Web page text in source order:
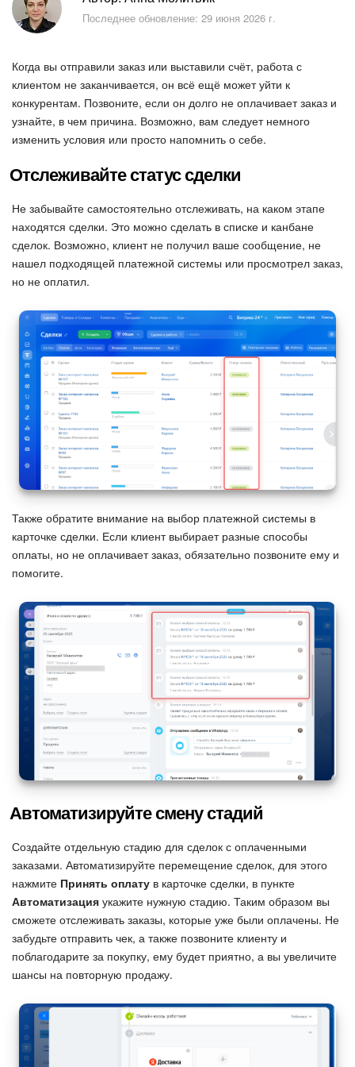
Безопасность в Битрикс24
С чего начать
AI в Битрикс24
Лента Новостей
Задачи
Проекты AI
Мессенджер
Календарь
Диск
База знаний
Сайты
Интернет-магазин
Складской учет
CRM
Онлайн-запись
КЭДО
Подпись
Маркетинг
Центр продаж
Аналитика
BI Конструктор
Автоматизация
Интеграция 1С и Битрикс24
Бизнес-процессы
Последнее обновление: 29 июня 2026 г.
Когда вы отправили заказ или выставили счёт, работа с
клиентом не заканчивается, он всё ещё может уйти к
конкурентам. Позвоните, если он долго не оплачивает заказ и
узнайте, в чем причина. Возможно, вам следует немного
изменить условия или просто напомнить о себе.
Отслеживайте статус сделки
Не забывайте самостоятельно отслеживать, на каком этапе
находятся сделки. Это можно сделать в списке и канбане
сделок. Возможно, клиент не получил ваше сообщение, не
нашел подходящей платежной системы или просмотрел заказ,
но не оплатил.
Также обратите внимание на выбор платежной системы в
карточке сделки. Если клиент выбирает разные способы
оплаты, но не оплачивает заказ, обязательно позвоните ему и
помогите.
Автоматизируйте смену стадий
Создайте отдельную стадию для сделок с оплаченными
заказами. Автоматизируйте перемещение сделок, для этого
нажмите Принять оплату в карточке сделки, в пункте
Автоматизация укажите нужную стадию. Таким образом вы
сможете отслеживать заказы, которые уже были оплачены. Не
забудьте отправить чек, а также позвоните клиенту и
поблагодарите за покупку, ему будет приятно, а вы увеличите
шансы на повторную продажу.